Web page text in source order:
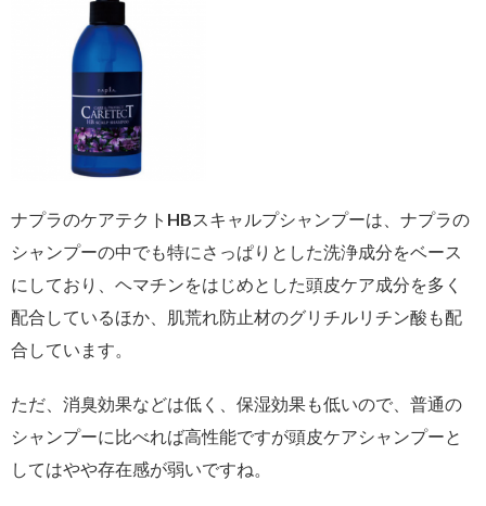
ナプラのケアテクトHBスキャルプシャンプーは、ナプラの
シャンプーの中でも特にさっぱりとした洗浄成分をベース
にしており、ヘマチンをはじめとした頭皮ケア成分を多く
配合しているほか、肌荒れ防止材のグリチルリチン酸も配
合しています。
ただ、消臭効果などは低く、保湿効果も低いので、普通の
シャンプーに比べれば高性能ですが頭皮ケアシャンプーと
してはやや存在感が弱いですね。